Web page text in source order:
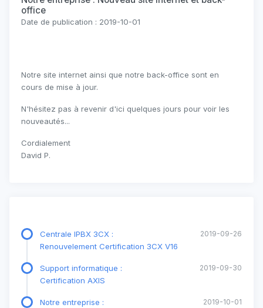
office
Date de publication : 2019-10-01
Notre site internet ainsi que notre back-office sont en
cours de mise à jour.
N'hésitez pas à revenir d'ici quelques jours pour voir les
nouveautés...
Cordialement
David P.
2019-09-26
Centrale IPBX 3CX :
Renouvelement Certification 3CX V16
2019-09-30
Support informatique :
Certification AXIS
2019-10-01
Notre entreprise :